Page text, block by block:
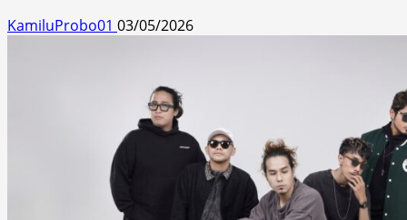
KamiluProbo01 03/05/2026